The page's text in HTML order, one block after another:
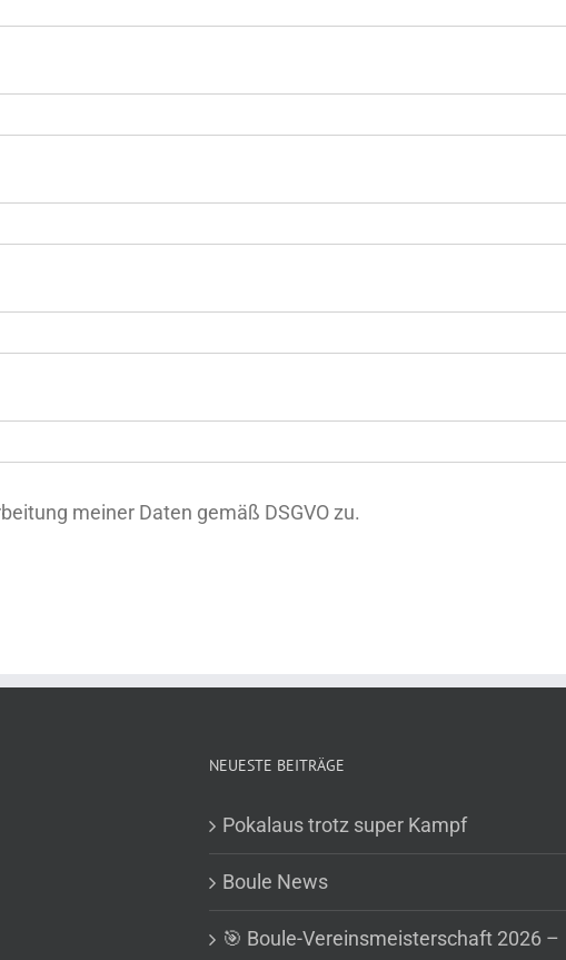
meiner Daten gemäß DSGVO zu.
NEUESTE BEITRÄGE
Pokalaus trotz super Kampf
Boule News
🎯 Boule-Vereinsmeisterschaft 2026 –